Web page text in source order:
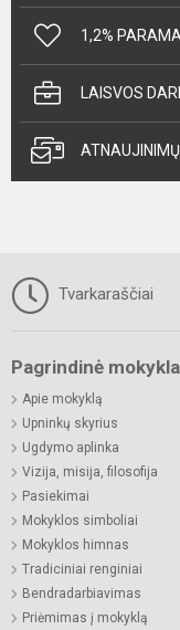
1,2% PARAMA
LAISVOS
Tvarkaraščiai
Pagrindinė mokykla
Apie mokyklą
Upninkų skyrius
Ugdymo aplinka
Vizija, misija, filosofija
Pasiekimai
Mokyklos simboliai
Mokyklos himnas
Tradiciniai renginiai
Bendradarbiavimas
Priėmimas į mokyklą